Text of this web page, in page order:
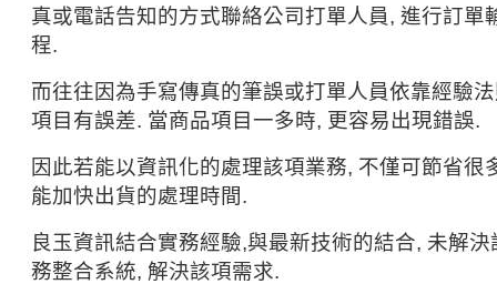
真或電話告知的方式聯絡公司打單人員, 進行訂單
程.
而往往因為手寫傳真的筆誤或打單人員依靠經驗
項目有誤差. 當商品項目一多時, 更容易出現錯誤.
因此若能以資訊化的處理該項業務, 不僅可節省很
能加快出貨的處理時間.
良玉資訊結合實務經驗,與最新技術的結合, 未解
務整合系統, 解決該項需求.